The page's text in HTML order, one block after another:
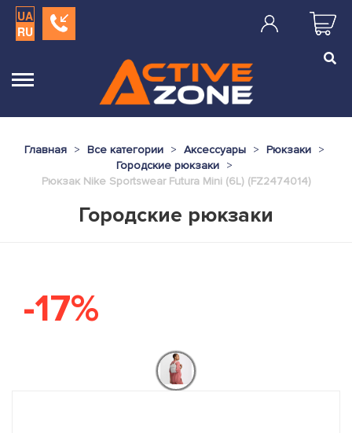
UA
RU
Главная Все категории Аксессуары
Рюкзаки
Городские рюкзаки
Рюкзак Nike Sportswear Futura Mini (6L) (FZ2474014)
Городские рюкзаки
-17%